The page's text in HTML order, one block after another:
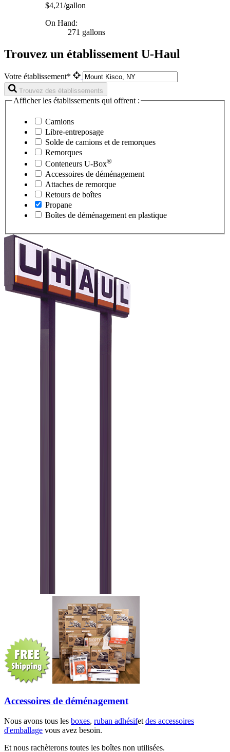
$4,21/gallon
On Hand:
271 gallons
Trouvez un établissement U-Haul
Votre établissement*
Trouvez des établissements
Afficher les établissements qui offrent :
Camions
Libre-entreposage
Solde de camions et de remorques
Remorques
Conteneurs U-Box®
Accessoires de déménagement
Attaches de remorque
Retours de boîtes
Propane
Boîtes de déménagement en plastique
Accessoires de déménagement
Nous avons tous les boxes, ruban adhésifet des accessoires
d'emballage vous avez besoin.
Et nous rachèterons toutes les boîtes non utilisées.